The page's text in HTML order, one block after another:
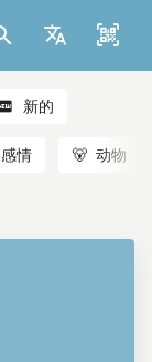
新的
感情 🐻 动物